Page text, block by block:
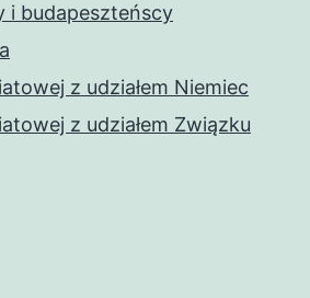
i budapeszteńscy
z udziałem Niemiec
z udziałem Związku